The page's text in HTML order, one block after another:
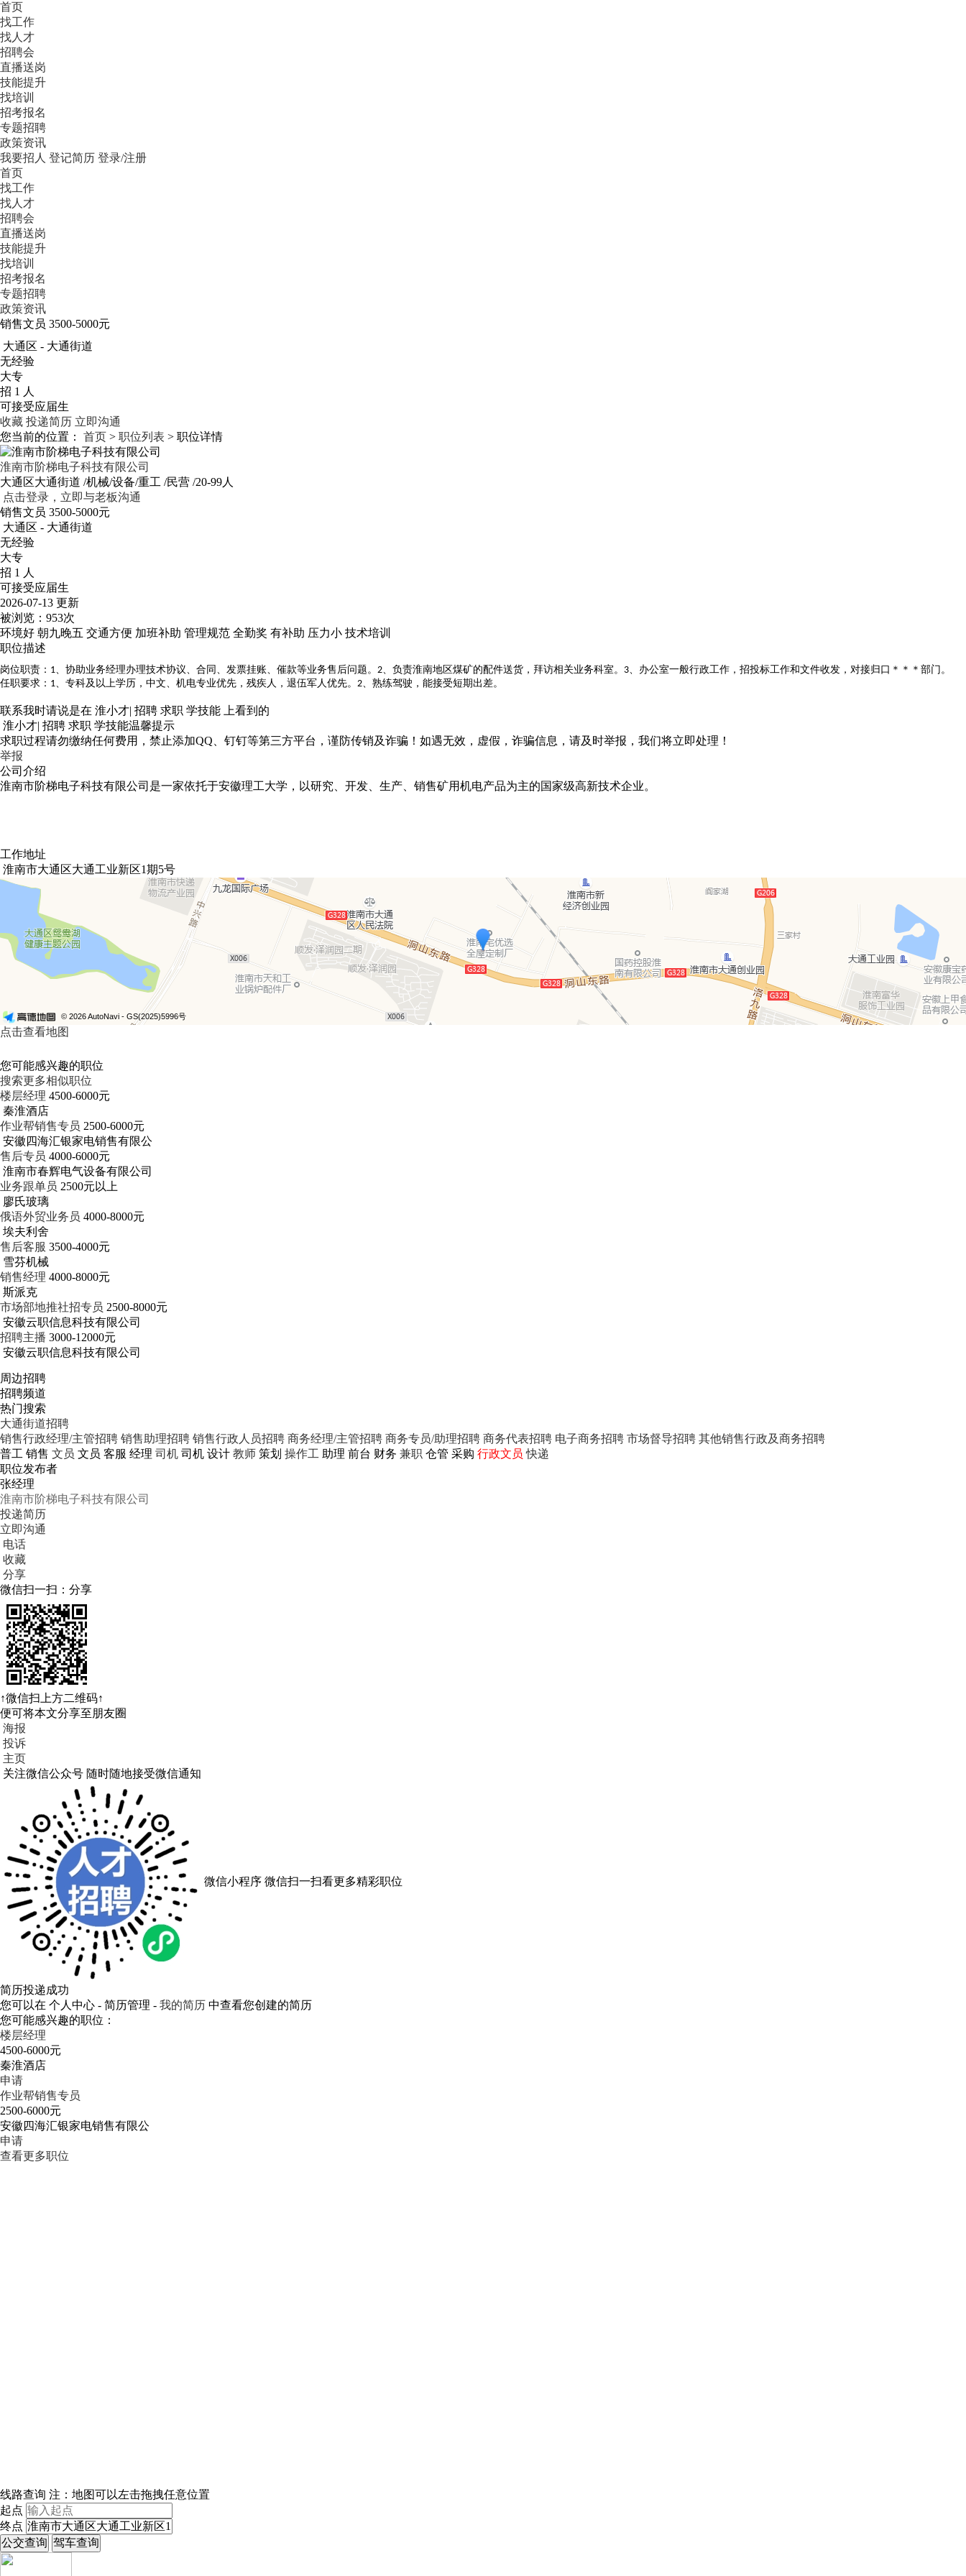
首页
找工作
找人才
招聘会
直播送岗
技能提升
找培训
招考报名
专题招聘
政策资讯
我要招人 登记简历 登录/注册
首页
找工作
找人才
招聘会
直播送岗
技能提升
找培训
招考报名
专题招聘
政策资讯
销售文员 3500-5000元
大通区 - 大通街道
无经验
大专
招 1 人
可接受应届生
收藏 投递简历 立即沟通
您当前的位置： 首页 > 职位列表 > 职位详情
淮南市阶梯电子科技有限公司
大通区大通街道 /机械/设备/重工 /民营 /20-99人
点击登录，立即与老板沟通
销售文员 3500-5000元
大通区 - 大通街道
无经验
大专
招 1 人
可接受应届生
2026-07-13 更新
被浏览： 953次
环境好 朝九晚五 交通方便 加班补助 管理规范 全勤奖 有补助 压力小 技术培训
职位描述
岗位职责： 1、协助业务经理办理技术协议、合同、发票挂账、催款等业务售后问题。 2、负责淮南地区煤矿的配件送货，拜访相关业务科室。 3、办公室一般行政工作，招投标工作和文件收发，对接归口＊＊＊部门。
任职要求： 1、专科及以上学历，中文、机电专业优先，残疾人，退伍军人优先。 2、熟练驾驶，能接受短期出差。
联系我时请说是在 淮小才| 招聘 求职 学技能 上看到的
淮小才| 招聘 求职 学技能温馨提示
求职过程请勿缴纳任何费用，禁止添加QQ、钉钉等第三方平台，谨防传销及诈骗！如遇无效，虚假，诈骗信息，请及时举报，我们将立即处理！
举报
公司介绍
淮南市阶梯电子科技有限公司是一家依托于安徽理工大学，以研究、开发、生产、销售矿用机电产品为主的国家级高新技术企业。
工作地址
淮南市大通区大通工业新区1期5号
© 2026 AutoNavi - GS(2025)5996号
点击查看地图
您可能感兴趣的职位
搜索更多相似职位
楼层经理 4500-6000元
秦淮酒店
作业帮销售专员 2500-6000元
安徽四海汇银家电销售有限公
售后专员 4000-6000元
淮南市春辉电气设备有限公司
业务跟单员 2500元以上
廖氏玻璃
俄语外贸业务员 4000-8000元
埃夫利舍
售后客服 3500-4000元
雪芬机械
销售经理 4000-8000元
斯派克
市场部地推社招专员 2500-8000元
安徽云职信息科技有限公司
招聘主播 3000-12000元
安徽云职信息科技有限公司
周边招聘
招聘频道
热门搜索
大通街道招聘
销售行政经理/主管招聘 销售助理招聘 销售行政人员招聘 商务经理/主管招聘 商务专员/助理招聘 商务代表招聘 电子商务招聘 市场督导招聘 其他销售行政及商务招聘
普工 销售 文员 文员 客服 经理 司机 司机 设计 教师 策划 操作工 助理 前台 财务 兼职 仓管 采购 行政文员 快递
职位发布者
张经理
淮南市阶梯电子科技有限公司
投递简历
立即沟通
电话
收藏
分享
微信扫一扫：分享
↑微信扫上方二维码↑
便可将本文分享至朋友圈
海报
投诉
主页
关注微信公众号 随时随地接受微信通知
微信小程序 微信扫一扫看更多精彩职位
简历投递成功
您可以在 个人中心 - 简历管理 - 我的简历 中查看您创建的简历
您可能感兴趣的职位：
楼层经理
4500-6000元
秦淮酒店
申请
作业帮销售专员
2500-6000元
安徽四海汇银家电销售有限公
申请
查看更多职位
线路查询 注：地图可以左击拖拽任意位置
起点
终点